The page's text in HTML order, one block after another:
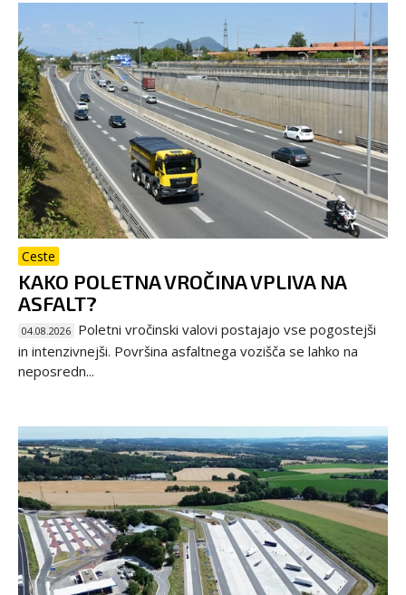
Ceste
KAKO POLETNA VROČINA VPLIVA NA
ASFALT?
04.08.2026 Poletni vročinski valovi postajajo vse pogostejši
in intenzivnejši. Površina asfaltnega vozišča se lahko na
neposredn...